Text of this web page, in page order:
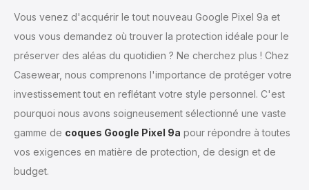
Vous venez d'acquérir le tout nouveau Google Pixel 9a et
vous vous demandez où trouver la protection idéale pour le
préserver des aléas du quotidien ? Ne cherchez plus ! Chez
Casewear, nous comprenons l'importance de protéger votre
investissement tout en reflétant votre style personnel. C'est
pourquoi nous avons soigneusement sélectionné une vaste
gamme de coques Google Pixel 9a pour répondre à toutes
vos exigences en matière de protection, de design et de
budget.